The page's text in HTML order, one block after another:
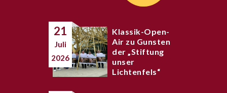
21
Juli
2026
Klassik-Open-
Air zu Gunsten
der „Stiftung
unser
Lichtenfels“